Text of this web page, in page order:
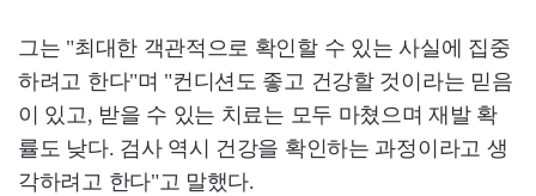
그는 "최대한 객관적으로 확인할 수 있는 사실에 집중
하려고 한다"며 "컨디션도 좋고 건강할 것이라는 믿음
이 있고, 받을 수 있는 치료는 모두 마쳤으며 재발 확
률도 낮다. 검사 역시 건강을 확인하는 과정이라고 생
각하려고 한다"고 말했다.